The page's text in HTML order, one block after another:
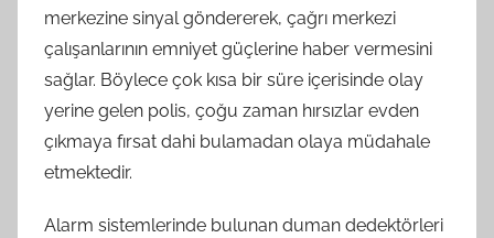
merkezine sinyal göndererek, çağrı merkezi
çalışanlarının emniyet güçlerine haber vermesini
sağlar. Böylece çok kısa bir süre içerisinde olay
yerine gelen polis, çoğu zaman hırsızlar evden
çıkmaya fırsat dahi bulamadan olaya müdahale
etmektedir.
Alarm sistemlerinde bulunan duman dedektörleri